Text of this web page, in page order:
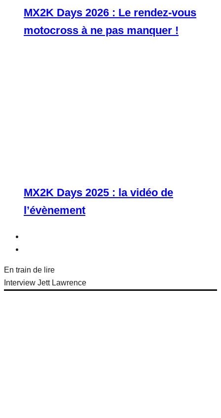
MX2K Days 2026 : Le rendez-vous
motocross à ne pas manquer !
MX2K Days 2025 : la vidéo de
l’évènement
En train de lire
Interview Jett Lawrence